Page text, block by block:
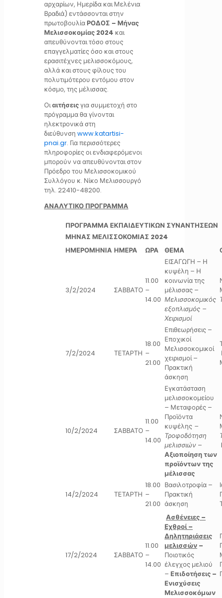
αρχαρίων, Ημερίδα και Μελένια
Βραδιά) εντάσσονται στην
πρωτοβουλίαΡΟΔΟΣ – Μήνας
Μελισσοκομίας 2024 και
απευθύνονται τόσο στους
επαγγελματίες όσο και στους
ερασιτέχνες μελισσοκόμους,
αλλά και στους φίλους του
πολυτιμότερου εντόμου στον
κόσμο, της μέλισσας.
Οιαιτήσειςγια συμμετοχή στο
πρόγραμμα θα γίνονται
ηλεκτρονικά στη
διεύθυνση www.katartisi-
pnai.gr. Για περισσότερες
πληροφορίες οι ενδιαφερόμενοι
μπορούν να απευθύνονται στον
Πρόεδρο του Μελισσοκομικού
Συλλόγου κ. Νίκο Μελισσουργό
τηλ. 22410-48200.
ΑΝΑΛΥΤΙΚΟ ΠΡΟΓΡΑΜΜΑ
ΠΡΟΓΡΑΜΜΑ ΕΚΠΑΙΔΕΥΤΙΚΩΝ ΣΥΝΑΝΤΗΣΕΩΝ
ΜΗΝΑΣ ΜΕΛΙΣΣΟΚΟΜΙΑΣ 2024
ΗΜΕΡΟΜΗΝΙΑ ΗΜΕΡΑ ΩΡΑ ΘΕΜΑ
3/2/2024 ΣΑΒΒΑΤΟ
11.00
–
14.00
ΕΙΣΑΓΩΓΗ – Η
κυψέλη – Η
κοινωνία της
μέλισσας –
Μελισσοκομικός
εξοπλισμός –
Χειρισμοί
7/2/2024 ΤΕΤΑΡΤΗ
18.00
–
21.00
Επιθεωρήσεις –
Εποχικοί
Μελισσοκομικοί
χειρισμοί –
Πρακτική
άσκηση
10/2/2024 ΣΑΒΒΑΤΟ
11.00
–
14.00
Εγκατάσταση
μελισσοκομείου
– Μεταφορές –
Προϊόντα
κυψέλης–
Τροφοδότηση
μελισσιών–
Αξιοποίηση των
προϊόντων της
μέλισσας
14/2/2024 ΤΕΤΑΡΤΗ
18.00
–
21.00
Βασιλοτροφία –
Πρακτική
άσκηση
17/2/2024 ΣΑΒΒΑΤΟ
11.00
–
14.00
Ασθένειες –
Εχθροί –
Δηλητηριάσεις
μελισσών–
Ποιοτικός
έλεγχος μελιού
– Επιδοτήσεις –
Ενισχύσεις
Μελισσοκόμων